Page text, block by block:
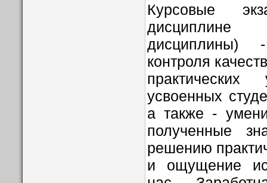
Курсовые
дисциплине
дисциплины)
контроля
усвоенных
а также -
полученные
решению
и ощущение